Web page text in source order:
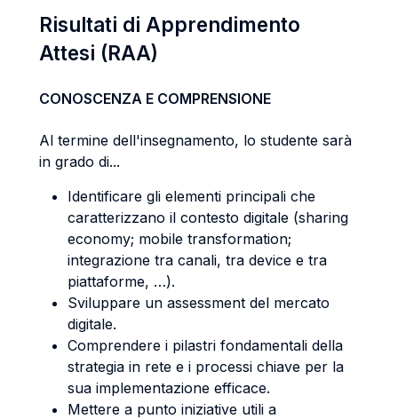
Risultati di Apprendimento
Attesi (RAA)
CONOSCENZA E COMPRENSIONE
Al termine dell'insegnamento, lo studente sarà
in grado di...
Identificare gli elementi principali che
caratterizzano il contesto digitale (sharing
economy; mobile transformation;
integrazione tra canali, tra device e tra
piattaforme, …).
Sviluppare un assessment del mercato
digitale.
Comprendere i pilastri fondamentali della
strategia in rete e i processi chiave per la
sua implementazione efficace.
Mettere a punto iniziative utili a